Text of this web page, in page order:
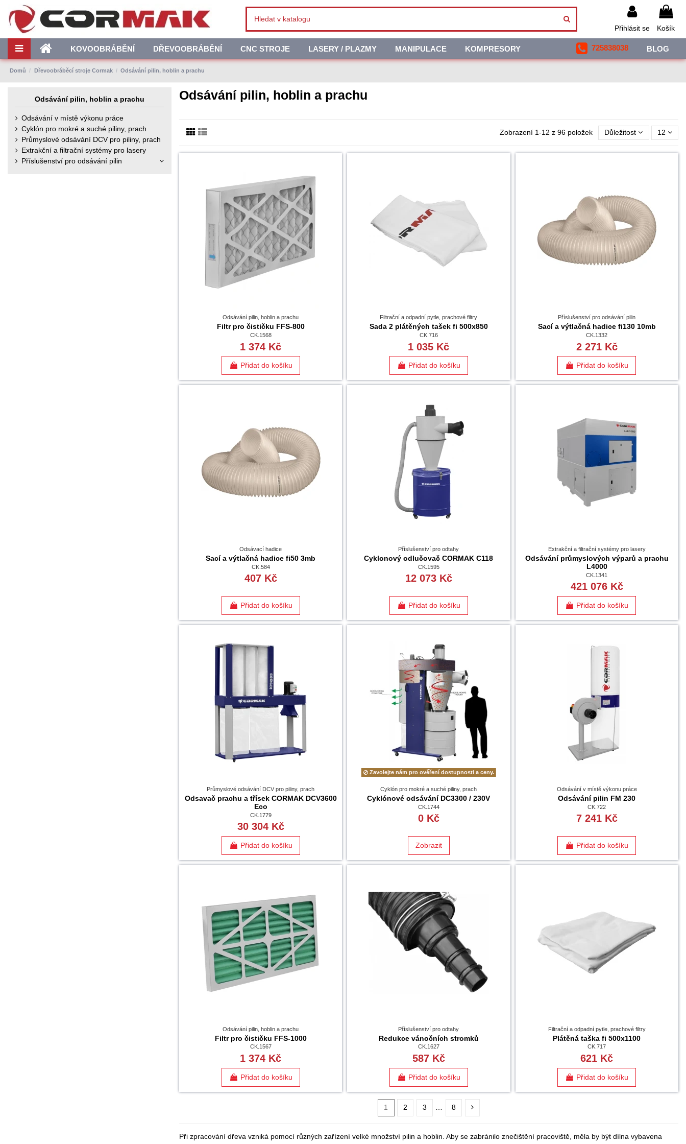
Přihlásit se Košík
KOVOOBRÁBĚNÍ DŘEVOOBRÁBĚNÍ CNC STROJE LASERY / PLAZMY MANIPULACE KOMPRESORY BLOG
725838038
Domů Dřevoobráběcí stroje Cormak Odsávání pilin, hoblin a prachu
Odsávání pilin, hoblin a prachu
Zobrazení 1-12 z 96 položek Důležitost 12
Odsávání pilin, hoblin a prachu
Filtr pro čističku FFS-800
CK.1568
1 374 Kč
Přidat do košíku
Filtrační a odpadní pytle, prachové filtry
Sada 2 plátěných tašek fi 500x850
CK.716
1 035 Kč
Přidat do košíku
Příslušenství pro odsávání pilin
Sací a výtlačná hadice fi130 10mb
CK.1332
2 271 Kč
Přidat do košíku
Odsávací hadice
Sací a výtlačná hadice fi50 3mb
CK.584
407 Kč
Přidat do košíku
Příslušenství pro odtahy
Cyklonový odlučovač CORMAK C118
CK.1595
12 073 Kč
Přidat do košíku
Extrakční a filtrační systémy pro lasery
Odsávání průmyslových výparů a prachu
L4000
CK.1341
421 076 Kč
Přidat do košíku
Průmyslové odsávání DCV pro piliny, prach
Odsavač prachu a třísek CORMAK DCV3600
Eco
CK.1779
30 304 Kč
Přidat do košíku
Zavolejte nám pro ověření dostupnosti a ceny.
Cyklón pro mokré a suché piliny, prach
Cyklónové odsávání DC3300 / 230V
CK.1744
0 Kč
Zobrazit
Odsávání v místě výkonu práce
Odsávání pilin FM 230
CK.722
7 241 Kč
Přidat do košíku
Odsávání pilin, hoblin a prachu
Filtr pro čističku FFS-1000
CK.1567
1 374 Kč
Přidat do košíku
Příslušenství pro odtahy
Redukce vánočních stromků
CK.1627
587 Kč
Přidat do košíku
Filtrační a odpadní pytle, prachové filtry
Plátěná taška fi 500x1100
CK.717
621 Kč
Přidat do košíku
1 2 3 8
Při zpracování dřeva vzniká pomocí různých zařízení velké množství pilin a hoblin. Aby se zabránilo znečištění pracoviště, měla by být dílna vybavena
Odsávání pilin, hoblin a prachu
Odsávání v místě výkonu práce
Cyklón pro mokré a suché piliny, prach
Průmyslové odsávání DCV pro piliny, prach
Extrakční a filtrační systémy pro lasery
Příslušenství pro odsávání pilin